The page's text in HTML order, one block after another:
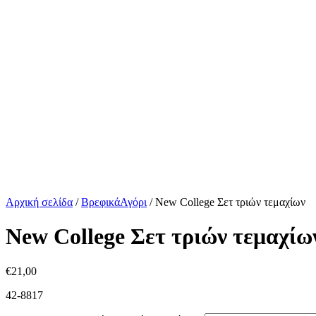
Αρχική σελίδα / ΒρεφικάΑγόρι /New College Σετ τριών τεμαχίων
New College Σετ τριών
€21,00
42-8817